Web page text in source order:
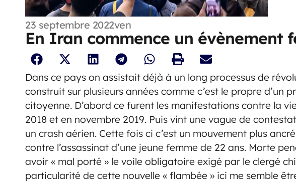
23 septembre 2022ven
En Iran commence un évènement
Dans ce pays on assistait déjà à un long processus de
construit sur plusieurs années comme c’est le propre d’un
citoyenne. D’abord ce furent les manifestations contre la
2018 et en novembre 2019. Puis vint une vague de
un crash aérien. Cette fois ci c’est un mouvement plus
contre l’assassinat d’une jeune femme de 22 ans. Morte
avoir « mal porté » le voile obligatoire exigé par le clergé
particularité de cette nouvelle « flambée » ici me semble